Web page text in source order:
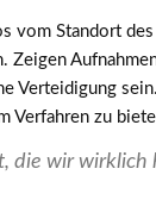
vom Standort
Zeigen
Verteidigung
Verfahren zu
die wir